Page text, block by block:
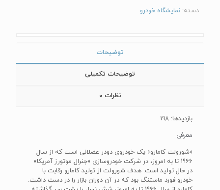
دسته: نمایشگاه خودرو
توضیحات
توضیحات تکمیلی
نظرات 0
بازدیدها: 198
معرفی
«شورولت کامارو» یک خودروی دودر عضلانی است که از سال
1966 تا به امروز، در شرکت خودروسازی «جنرال موتورز آمریکا»
در حال تولید است. هدف شورولت از تولید کامارو رقابت با
خودرو فورد ماستنگ بود که در آن دوران بازار را در دست داشت.